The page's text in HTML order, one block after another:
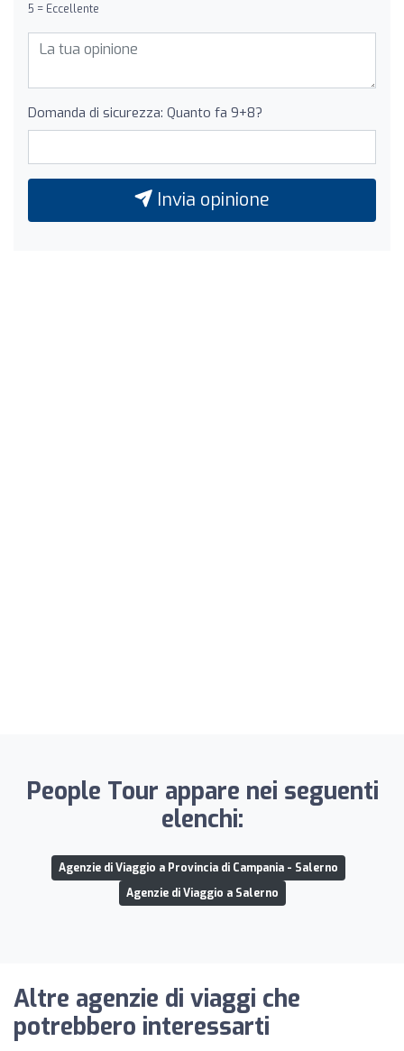
5 = Eccellente
Domanda di sicurezza: Quanto fa 9+8?
Invia opinione
People Tour appare nei seguenti
elenchi:
Agenzie di Viaggio a Provincia di Campania - Salerno
Agenzie di Viaggio a Salerno
Altre agenzie di viaggi che
potrebbero interessarti